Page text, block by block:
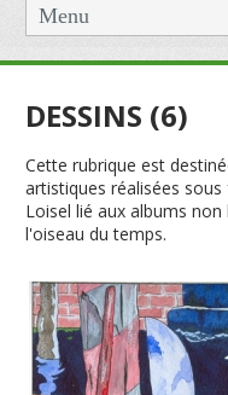
Menu
DESSINS (6)
Cette rubrique est
artistiques réalisées
Loisel lié aux albums
l'oiseau du temps.